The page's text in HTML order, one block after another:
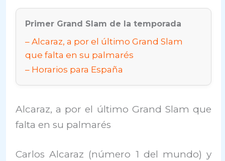
Primer Grand Slam de la temporada
Alcaraz, a por el último Grand Slam
que falta en su palmarés
Horarios para España
Alcaraz, a por el último Grand Slam que
falta en su palmarés
Carlos Alcaraz (número 1 del mundo) y